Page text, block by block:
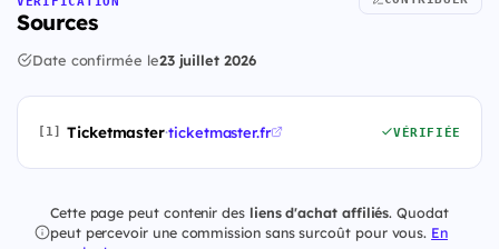
Sources
Date confirmée le23 juillet 2026
[1] Ticketmaster·ticketmaster.fr VÉRIFIÉE
Cette page peut contenir des liens d'achat affiliés. Quodat
peut percevoir une commission sans surcoût pour vous. En